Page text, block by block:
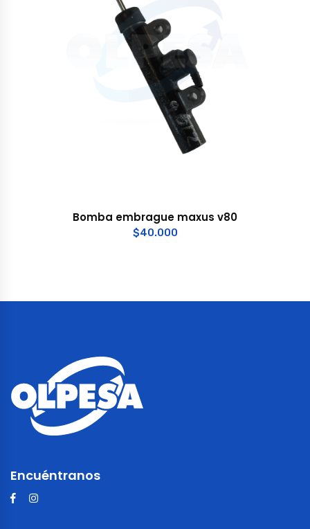
Bomba embrague maxus v80
$40.000
Encuéntranos